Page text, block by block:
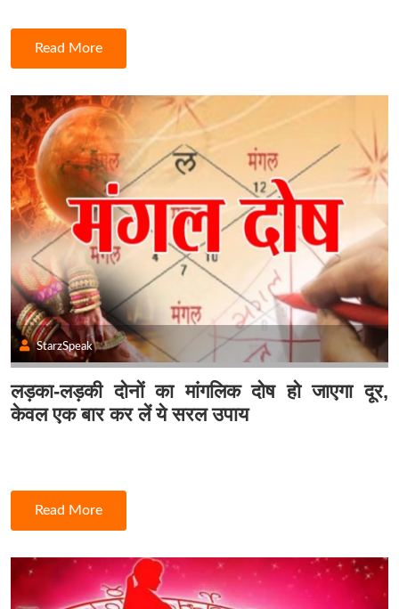
Read More
StarzSpeak
लड़का-लड़की दोनों का मांगलिक दोष हो जाएगा दूर,
केवल एक बार कर लें ये सरल उपाय
Read More